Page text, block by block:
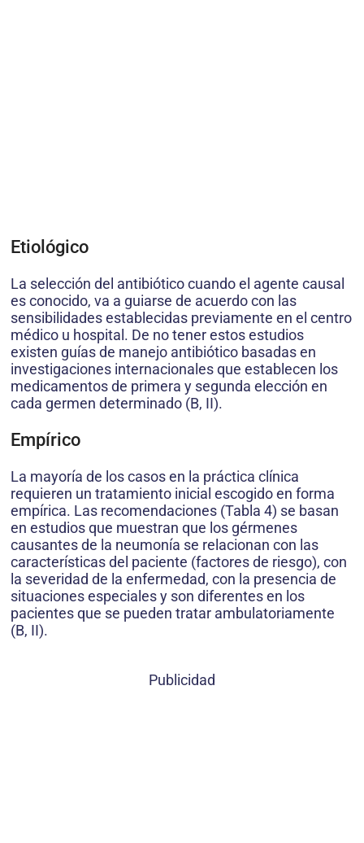
Etiológico
La selección del antibiótico cuando el agente causal
es conocido, va a guiarse de acuerdo con las
sensibilidades establecidas previamente en el centro
médico u hospital. De no tener estos estudios
existen guías de manejo antibiótico basadas en
investigaciones internacionales que establecen los
medicamentos de primera y segunda elección en
cada germen determinado (B, II).
Empírico
La mayoría de los casos en la práctica clínica
requieren un tratamiento inicial escogido en forma
empírica. Las recomendaciones (Tabla 4) se basan
en estudios que muestran que los gérmenes
causantes de la neumonía se relacionan con las
características del paciente (factores de riesgo), con
la severidad de la enfermedad, con la presencia de
situaciones especiales y son diferentes en los
pacientes que se pueden tratar ambulatoriamente
(B, II).
Publicidad